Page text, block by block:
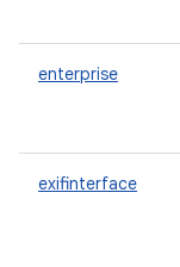
enterprise
exifinterface